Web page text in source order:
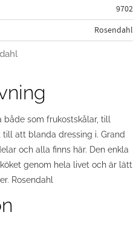
9702
Rosendahl
både som frukostskålar, till
att blanda dressing i. Grand
och alla finns här. Den enkla
genom hela livet och är lätt
Rosendahl